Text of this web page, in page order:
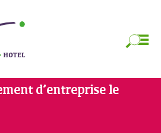
d’entreprise le